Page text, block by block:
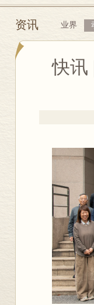
资讯 业界
快讯